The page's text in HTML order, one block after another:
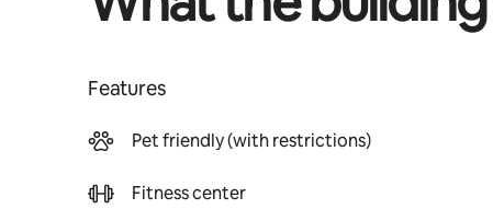
Features
Pet friendly (with restrictions)
Fitness center